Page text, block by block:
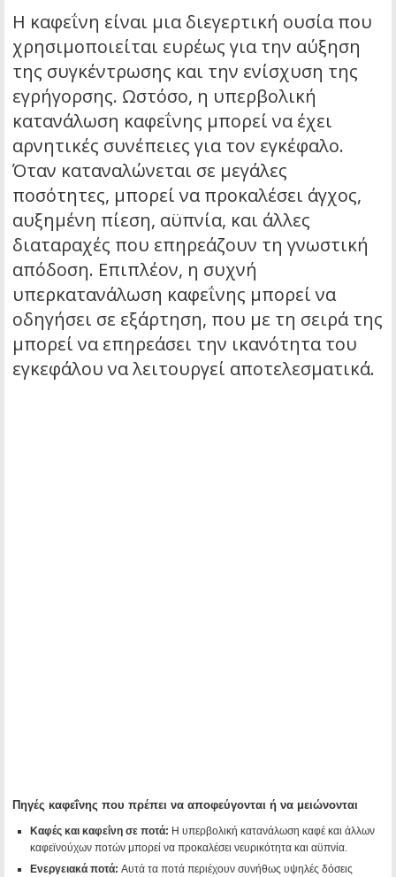
Η καφεΐνη είναι μια διεγερτική ουσία που
χρησιμοποιείται ευρέως για την αύξηση
της συγκέντρωσης και την ενίσχυση της
εγρήγορσης. Ωστόσο, η υπερβολική
κατανάλωση καφεΐνης μπορεί να έχει
αρνητικές συνέπειες για τον εγκέφαλο.
Όταν καταναλώνεται σε μεγάλες
ποσότητες, μπορεί να προκαλέσει άγχος,
αυξημένη πίεση, αϋπνία, και άλλες
διαταραχές που επηρεάζουν τη γνωστική
απόδοση. Επιπλέον, η συχνή
υπερκατανάλωση καφεΐνης μπορεί να
οδηγήσει σε εξάρτηση, που με τη σειρά της
μπορεί να επηρεάσει την ικανότητα του
εγκεφάλου να λειτουργεί αποτελεσματικά.
Πηγές καφεΐνης που πρέπει να αποφεύγονται ή να μειώνονται
Καφές και καφεΐνη σε ποτά: Η υπερβολική κατανάλωση καφέ και άλλων
καφεϊνούχων ποτών μπορεί να προκαλέσει νευρικότητα και αϋπνία.
Ενεργειακά ποτά: Αυτά τα ποτά περιέχουν συνήθως υψηλές δόσεις